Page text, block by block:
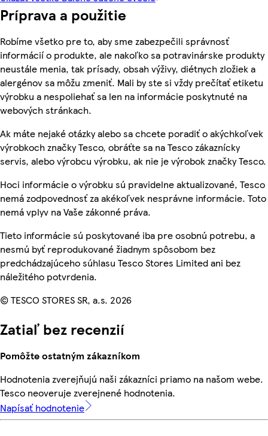
Príprava a použitie
Robíme všetko pre to, aby sme zabezpečili správnosť
informácií o produkte, ale nakoľko sa potravinárske produkty
neustále menia, tak prísady, obsah výživy, diétnych zložiek a
alergénov sa môžu zmeniť. Mali by ste si vždy prečítať etiketu
výrobku a nespoliehať sa len na informácie poskytnuté na
webových stránkach.
Ak máte nejaké otázky alebo sa chcete poradiť o akýchkoľvek
výrobkoch značky Tesco, obráťte sa na Tesco zákaznícky
servis, alebo výrobcu výrobku, ak nie je výrobok značky Tesco.
Hoci informácie o výrobku sú pravidelne aktualizované, Tesco
nemá zodpovednosť za akékoľvek nesprávne informácie. Toto
nemá vplyv na Vaše zákonné práva.
Tieto informácie sú poskytované iba pre osobnú potrebu, a
nesmú byť reprodukované žiadnym spôsobom bez
predchádzajúceho súhlasu Tesco Stores Limited ani bez
náležitého potvrdenia.
© TESCO STORES SR, a.s. 2026
Zatiaľ bez recenzií
Pomôžte ostatným zákazníkom
Hodnotenia zverejňujú naši zákazníci priamo na našom webe.
Tesco neoveruje zverejnené hodnotenia.
Napísať hodnotenie